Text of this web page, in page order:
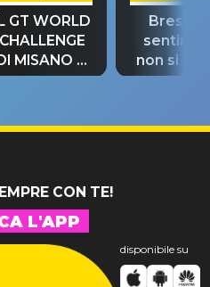
GT WORLD
CHALLENGE
MISANO si
riconferma
Bresh:
non si
fino alla
CON TE!
L'APP
disponibile su